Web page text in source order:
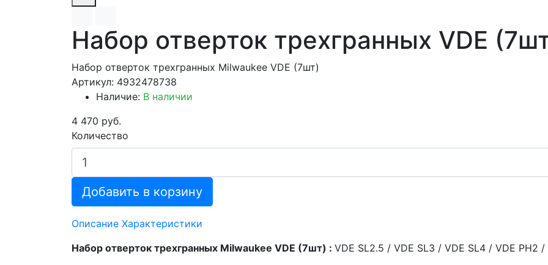
Набор отверток трехгранных VDE
Набор отверток трехгранных Milwaukee VDE (7шт)
Артикул: 4932478738
Наличие: В наличии
4 470 руб.
Количество
Добавить в корзину
Описание Характеристики
Набор отверток трехгранных Milwaukee VDE (7шт) : VDE SL2.5 / VDE SL3 / VDE SL4 / VDE PH2